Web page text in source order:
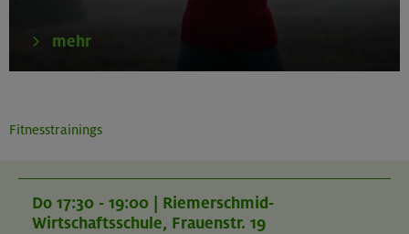
mehr
Fitnesstrainings
Do 17:30 - 19:00 | Riemerschmid-
Wirtschaftsschule, Frauenstr. 19